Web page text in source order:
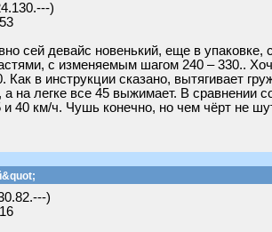
)
сей девайс новенький, еще в упаковке,
с изменяемым шагом 240 – 330..
Как в инструкции сказано, вытягивает
а на легке все 45 выжимает. В сравнении
40 км/ч. Чушь конечно, но чем чёрт не
)